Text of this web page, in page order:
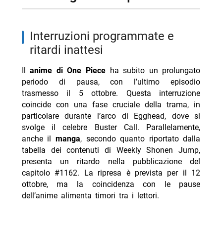
animate perfette per i fan
interruzioni programmate e
ritardi inattesi
Ilanime di One Piece ha subito un prolungato
periodo di pausa, con l’ultimo episodio
trasmesso il 5 ottobre. Questa interruzione
coincide con una fase cruciale della trama, in
particolare durante l’arco di Egghead, dove si
svolge il celebre Buster Call. Parallelamente,
anche il manga, secondo quanto riportato dalla
tabella dei contenuti di Weekly Shonen Jump,
presenta un ritardo nella pubblicazione del
capitolo #1162. La ripresa è prevista per il 12
ottobre, ma la coincidenza con le pause
dell’anime alimenta timori tra i lettori.